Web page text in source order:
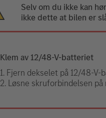
Selv om du ikke kan
ikke dette at bilen er
Klem av 12/48-V-batteriet
1. Fjern dekselet på 12/48-V-
2. Løsne skruforbindelsen